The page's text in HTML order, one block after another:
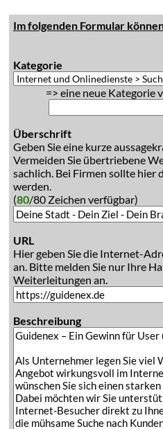
Im folgenden Formular
Kategorie
=> eine neue Kategorie
Überschrift
Geben Sie eine kurze
Vermeiden Sie übertriebene
sachlich. Bei Firmen sollte hier
werden.
(80/80 Zeichen verfügbar)
URL
Hier geben Sie die Internet-
an. Bitte melden Sie nur Ihre
Weiterleitungen an.
Beschreibung